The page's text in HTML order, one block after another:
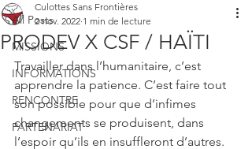
All Posts
MISSIONS
INFORMATIONS
RENCONTRE
PARTENARIAT
PRODEV X CSF / HAÏTI
Culottes Sans Frontières
2 nov. 2022 1 min de lecture
Travailler dans l’humanitaire, c’est
apprendre la patience. C’est faire tout
son possible pour que d’infimes
changements se produisent, dans
l’espoir qu’ils en insuffleront d’autres.